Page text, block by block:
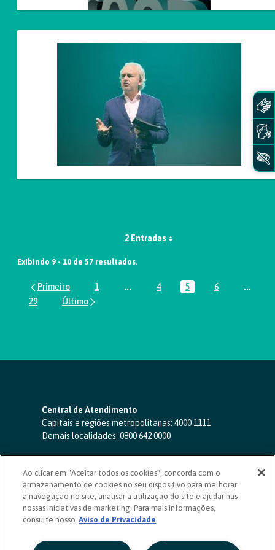
2 Entradas
Exibindo 9 - 10 de 57 resultados.
Página
1 ...Páginas intermediárias Usar ABA
Página
4 Página
5 Página
6 ...
Página
29
Central de Atendimento
Capitais e regiões metropolitanas: 4000 1111
Demais localidades: 0800 642 0000
SAC 24 horas-0800 724 4420
Ouvidoria
0800 725 0996
(de segunda a sexta, das 8h às 20h)
ouvidoriasicoob.com.br
Deficientes auditivos ou de fala
Ao clicar em "Aceitar todos os cookies", concorda com o
armazenamento de cookies no seu dispositivo para melhorar
a navegação no site, analisar a utilização do site e ajudar nas
nossas iniciativas de marketing. Para mais informações,
consulte nosso Aviso de Privacidade